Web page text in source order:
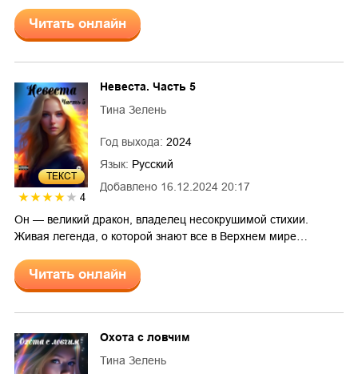
Читать онлайн
ТЕКСТ
4
Добавлено 16.12.2024 20:17
Невеста. Часть 5
Тина Зелень
Год выхода: 2024
Язык: Русский
Он — великий дракон, владелец несокрушимой стихии.
Живая легенда, о которой знают все в Верхнем мире…
Читать онлайн
Охота с ловчим
Тина Зелень